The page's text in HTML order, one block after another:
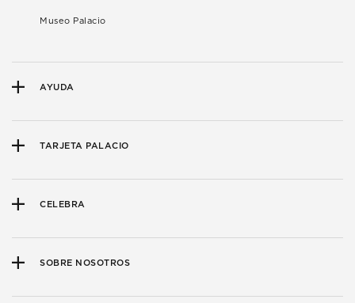
Museo Palacio
AYUDA
TARJETA PALACIO
CELEBRA
SOBRE NOSOTROS